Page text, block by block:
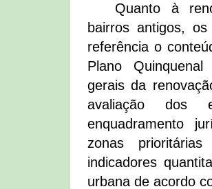
Quanto à
bairros antigos,
referência o
Plano
gerais da
avaliação dos
enquadramento
zonas
indicadores
urbana de acordo